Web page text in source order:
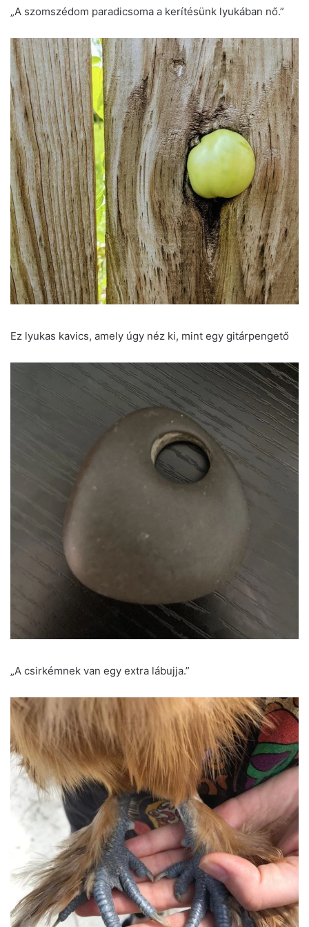
„A szomszédom paradicsoma a kerítésünk lyukában nő.”
Ez lyukas kavics, amely úgy néz ki, mint egy gitárpengető
„A csirkémnek van egy extra lábujja.”